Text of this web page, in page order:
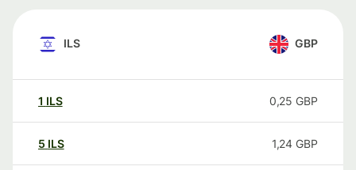
ILS GBP
1 ILS 0,25 GBP
5 ILS 1,24 GBP